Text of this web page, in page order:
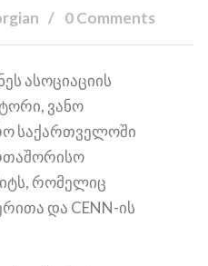
0 Comments
ასოციაციის
ვანო
საქართველოში
რომელიც
და CENN-ის